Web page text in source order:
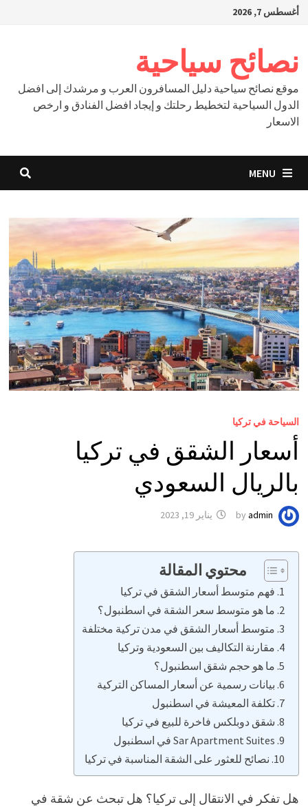
Skipأغسطس 7, 2026
نصائح سياحية
موقع نصائح سياحية دليل المسافرون العرب و مرشدك إلى افضل
الدول السياحية لتخطيط رحلتك و إيجاد افضل الفنادق و ارخص
الاسعار
MENU
السياحة في تركيا
أسعار الشقق في تركيا
بالريال السعودي
byadmin يناير 19, 2023
محتوي المقالة
فهم متوسط أسعار الشقق في تركيا
ما هو متوسط سعر الشقة في اسطنبول؟
متوسط أسعار الشقق في مدن تركية مختلفة
مقارنة التكاليف بين السعودية وتركيا
ما هو حجم شقق اسطنبول؟
بيانات رسمية عن أسعار المساكن التركية
تكلفة المعيشة في اسطنبول
شقق دوبلكس فاخرة للبيع في تركيا
Sar Apartment Suites في اسطنبول
نصائح للعثور على الشقة المناسبة في تركيا
هل تفكر في الانتقال إلى تركيا؟ هل تبحث عن شقة في